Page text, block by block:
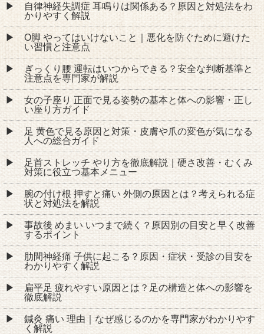
自律神経失調症 耳鳴りは関係ある？原因と対処法をわ
かりやすく解説
O脚 やってはいけないこと｜悪化を防ぐために避けた
い習慣と注意点
ぎっくり腰 運転はいつからできる？安全な判断基準と
注意点を専門家が解説
女の子座り 正面で見る姿勢の基本と体への影響・正し
い座り方ガイド
足 黄色で見る原因と対策・皮膚や爪の変色が気になる
人への総合ガイド
足首ストレッチ やり方を徹底解説｜硬さ改善・むくみ
対策に役立つ基本メニュー
腕の付け根 押すと痛い 外側の原因とは？考えられる症
状と対処法を解説
事故後 めまい いつまで続く？原因別の目安と早く改善
するポイント
肋間神経痛 子供に起こる？原因・症状・受診の目安を
わかりやすく解説
扁平足 疲れやすい原因とは？足の構造と体への影響を
徹底解説
鍼灸 痛い 理由｜なぜ感じるのかを専門家がわかりやす
く解説